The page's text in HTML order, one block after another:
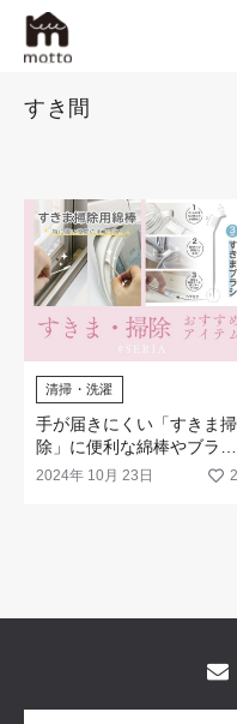
すき間
清掃・洗濯
手が届きにくい「すきま掃
除」に便利な綿棒やブラシ
などが新登場！
2024年 10月 23日